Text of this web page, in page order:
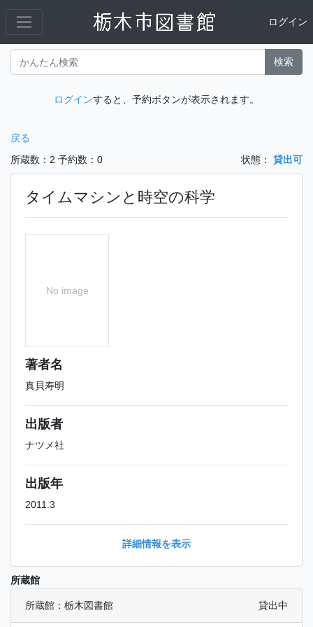
ログイン
検索
ログインすると、予約ボタンが表示されます。
戻る
所蔵数：2 予約数：0 状態： 貸出可
タイムマシンと時空の科学
No image
著者名
真貝寿明
出版者
ナツメ社
出版年
2011.3
詳細情報を表示
所蔵館
所蔵館：栃木図書館 貸出中